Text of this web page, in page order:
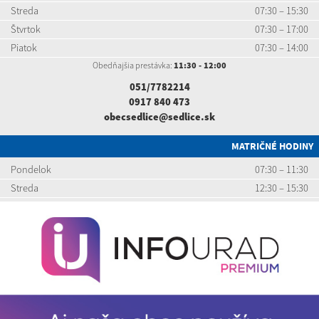
Streda
07:30 – 15:30
Štvrtok
07:30 – 17:00
Piatok
07:30 – 14:00
Obedňajšia prestávka: 11:30 - 12:00
051/7782214
0917 840 473
obecsedlice@sedlice.sk
MATRIČNÉ HODINY
Pondelok
07:30 – 11:30
Streda
12:30 – 15:30